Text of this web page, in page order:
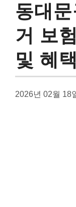
동대
거 보
및 혜
2026년 02월 18